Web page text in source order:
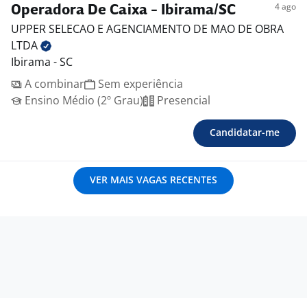
Operadora De Caixa - Ibirama/SC 4 ago
UPPER SELECAO E AGENCIAMENTO DE MAO DE OBRA
LTDA
Ibirama - SC
A combinar
Sem experiência
Ensino Médio (2º Grau)
Presencial
Candidatar-me
VER MAIS VAGAS RECENTES